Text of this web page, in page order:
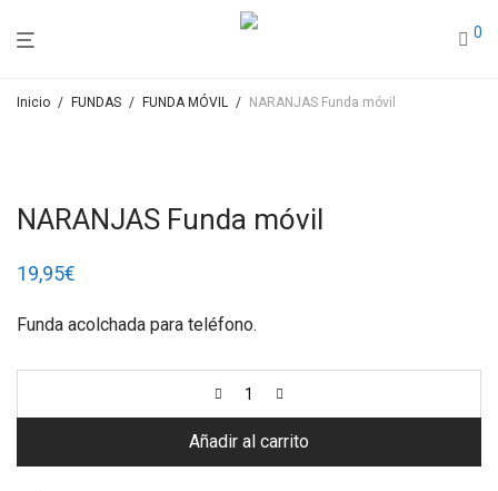
0
Inicio / FUNDAS / FUNDA MÓVIL / NARANJAS Funda móvil
NARANJAS Funda móvil
19,95€
Funda acolchada para teléfono.
Añadir al carrito